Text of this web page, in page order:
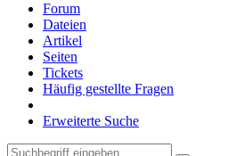
Forum
Dateien
Artikel
Seiten
Tickets
Häufig gestellte Fragen
Erweiterte Suche